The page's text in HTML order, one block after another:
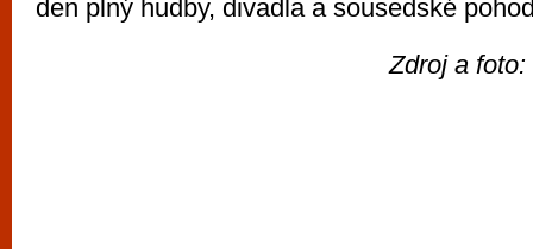
den plný hudby, divadla a sousedské
Zdroj a